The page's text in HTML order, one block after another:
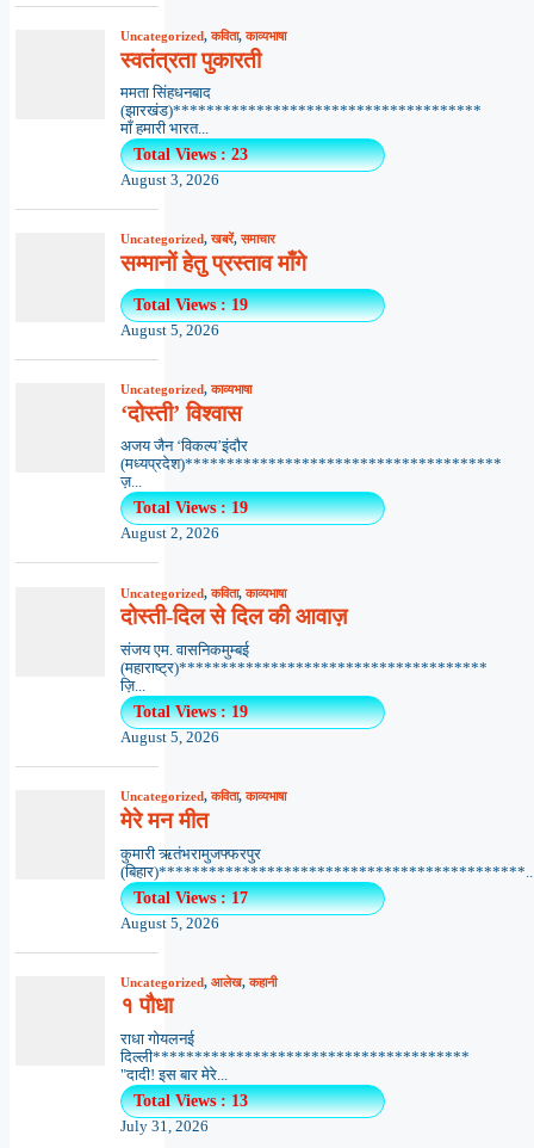
Uncategorized,कविता,काव्यभाषा
स्वतंत्रता पुकारती
ममता सिंहधनबाद
(झारखंड)*************************************
माँ हमारी भारत...
Total Views : 23
August 3, 2026
Uncategorized,खबरें,समाचार
सम्मानों हेतु प्रस्ताव माँगे
Total Views : 19
August 5, 2026
Uncategorized,काव्यभाषा
‘दोस्ती’ विश्वास
अजय जैन ‘विकल्प’इंदौर
(मध्यप्रदेश)**************************************
ज़...
Total Views : 19
August 2, 2026
Uncategorized,कविता,काव्यभाषा
दोस्ती-दिल से दिल की आवाज़
संजय एम. वासनिकमुम्बई
(महाराष्ट्र)*************************************
ज़ि...
Total Views : 19
August 5, 2026
Uncategorized,कविता,काव्यभाषा
मेरे मन मीत
कुमारी ऋतंभरामुजफ्फरपुर
Total Views : 17
August 5, 2026
Uncategorized, आलेख,कहानी
१ पौधा
राधा गोयलनई
दिल्ली**************************************
"दादी! इस बार मेरे...
Total Views : 13
July 31, 2026